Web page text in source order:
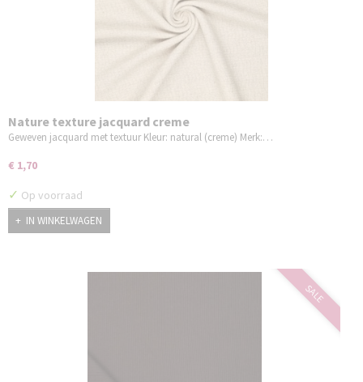
Nature texture jacquard creme
Geweven jacquard met textuur Kleur: natural (creme) Merk:…
€ 1,70
✓ Op voorraad
IN WINKELWAGEN
SALE